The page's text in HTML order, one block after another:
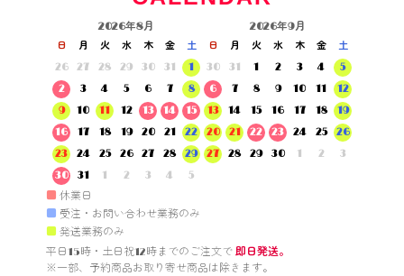
2026年8月
日 月 火 水 木 金
土
26
27 28 29 30 31
1
2
3 4 5 6 7
8
9
10 11 12 13 14
15
16
17 18 19 20 21
22
23
24 25 26 27 28
29
30
31 1 2 3 4 5
2026年9月
日 月 火 水 木 金
土
30
31 1 2 3 4
5
6
7 8 9 10 11
12
13
14 15 16 17 18
19
20
21 22 23 24 25
26
27
28 29 30 1 2 3
■ 休業日
■ 受注・お問い合わせ業務のみ
■ 発送業務のみ
平日15時・土日祝12時までのご注文で 即日発送。
※一部、予約商品お取り寄せ商品は除きます。